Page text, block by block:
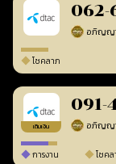
062-
โชคลาภ
เติมเงิน
091-
การงาน โชคล